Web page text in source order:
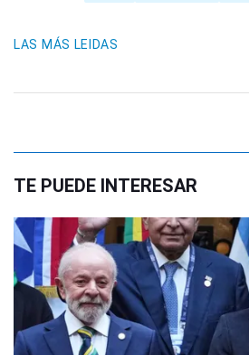
LAS MÁS LEIDAS
TE PUEDE INTERESAR